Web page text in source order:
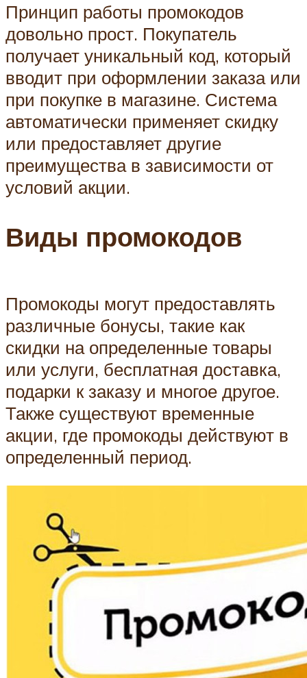
Принцип работы промокодов
довольно прост. Покупатель
получает уникальный код, который
вводит при оформлении заказа или
при покупке в магазине. Система
автоматически применяет скидку
или предоставляет другие
преимущества в зависимости от
условий акции.
Виды промокодов
Промокоды могут предоставлять
различные бонусы, такие как
скидки на определенные товары
или услуги, бесплатная доставка,
подарки к заказу и многое другое.
Также существуют временные
акции, где промокоды действуют в
определенный период.